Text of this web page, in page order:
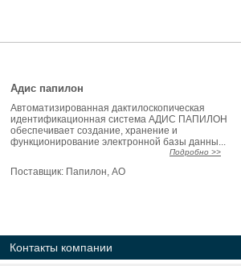
Адис папилон
Автоматизированная дактилоскопическая
идентификационная система АДИС ПАПИЛОН
обеспечивает создание, хранение и
функционирование электронной базы данны...
Подробно >>
Поставщик: Папилон, АО
Контакты компании